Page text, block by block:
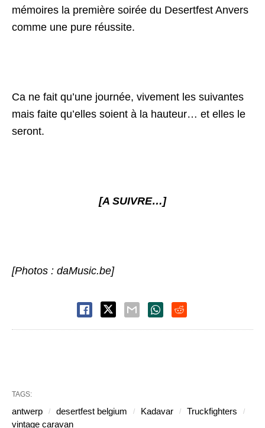
mémoires la première soirée du Desertfest Anvers
comme une pure réussite.
Ca ne fait qu’une journée, vivement les suivantes
mais faite qu’elles soient à la hauteur… et elles le
seront.
[A SUIVRE…]
[Photos : daMusic.be]
TAGS:
antwerp desertfest belgium Kadavar
Truckfighters
vintage caravan